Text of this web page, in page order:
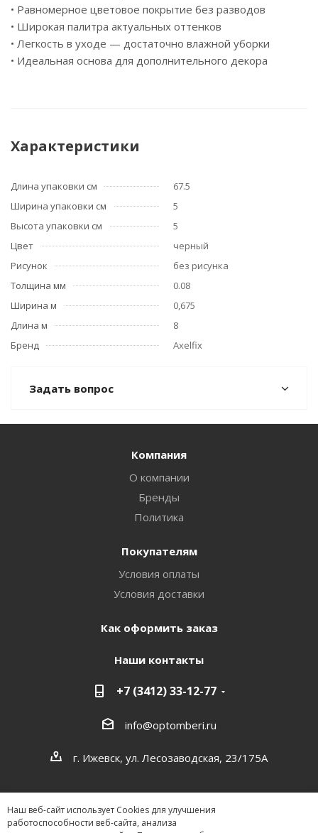
• Равномерное цветовое покрытие без разводов
• Широкая палитра актуальных оттенков
• Легкость в уходе — достаточно влажной уборки
• Идеальная основа для дополнительного декора
Характеристики
Длина упаковки см
67.5
Ширина упаковки см
5
Высота упаковки см
5
Цвет
черный
Рисунок
без рисунка
Толщина мм
0.08
Ширина м
0,675
Длина м
8
Бренд
Axelfix
Задать вопрос
Наш веб-сайт использует Cookies для улучшения
работоспособности веб-сайта, анализа
Компания
О компании
Бренды
Политика
Покупателям
Условия оплаты
Условия доставки
Как оформить заказ
Наши контакты
+7 (3412) 33-12-77
info@optomberi.ru
г. Ижевск, ул. Лесозаводская, 23/175А